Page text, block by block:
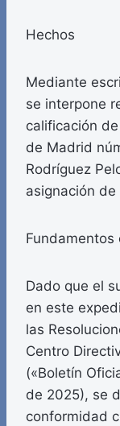
Hechos
Mediante
se interpone
calificación
de Madrid
Rodríguez
asignación
Fundamentos
Dado que el
en este
las
Centro
(«Boletín
de 2025), se
conformidad